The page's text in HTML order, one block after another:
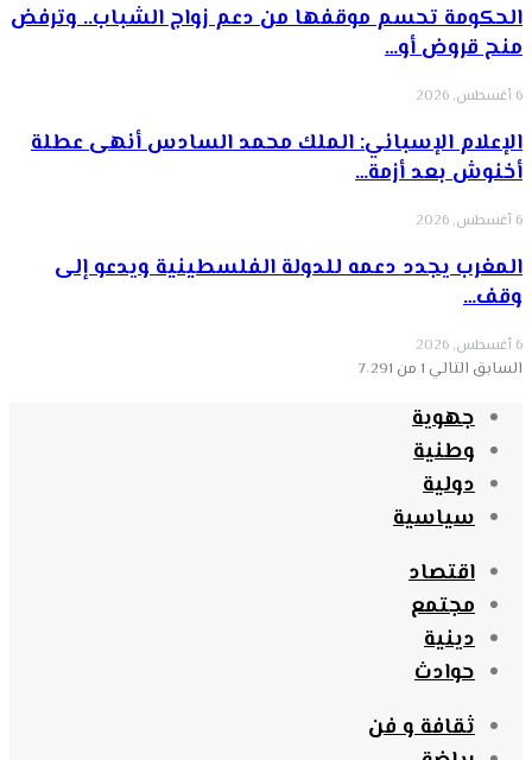
الحكومة تحسم موقفها من دعم زواج الشباب.. وترفض
منح قروض أو…
6 أغسطس, 2026
الإعلام الإسباني: الملك محمد السادس أنهى عطلة
أخنوش بعد أزمة…
6 أغسطس, 2026
المغرب يجدد دعمه للدولة الفلسطينية ويدعو إلى
وقف…
6 أغسطس, 2026
السابق التالي 1 من 7٬291
جهوية
وطنية
دولية
سياسية
اقتصاد
مجتمع
دينية
حوادث
ثقافة و فن